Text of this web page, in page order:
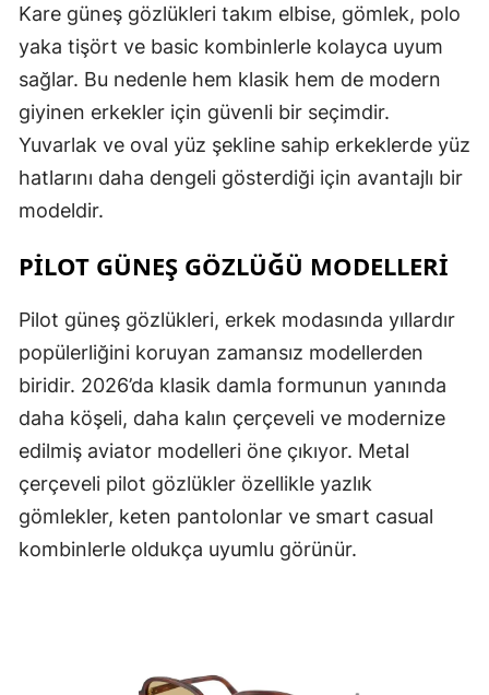
Kare güneş gözlükleri takım elbise, gömlek, polo
yaka tişört ve basic kombinlerle kolayca uyum
sağlar. Bu nedenle hem klasik hem de modern
giyinen erkekler için güvenli bir seçimdir.
Yuvarlak ve oval yüz şekline sahip erkeklerde yüz
hatlarını daha dengeli gösterdiği için avantajlı bir
modeldir.
PILOT GÜNEŞ GÖZLÜĞÜ MODELLERI
Pilot güneş gözlükleri, erkek modasında yıllardır
popülerliğini koruyan zamansız modellerden
biridir. 2026’da klasik damla formunun yanında
daha köşeli, daha kalın çerçeveli ve modernize
edilmiş aviator modelleri öne çıkıyor. Metal
çerçeveli pilot gözlükler özellikle yazlık
gömlekler, keten pantolonlar ve smart casual
kombinlerle oldukça uyumlu görünür.